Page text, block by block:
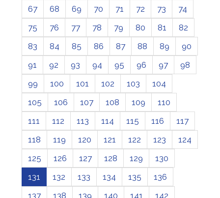
67
68 69 70 71 72 73
74
75
76 77 78 79 80 81
82
83
84 85 86 87 88 89
90
91
92 93 94 95 96 97
98
99
100 101 102 103
104
105
106 107 108 109
110
111
112 113 114 115 116
117
118
119 120 121 122 123
124
125
126 127 128 129
130
131
132 133 134 135
136
137
138 139 140 141 142